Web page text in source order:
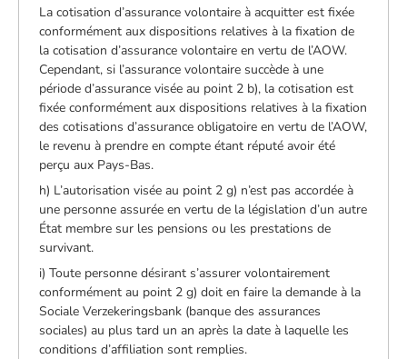
La cotisation d’assurance volontaire à acquitter est fixée
conformément aux dispositions relatives à la fixation de
la cotisation d’assurance volontaire en vertu de l’AOW.
Cependant, si l’assurance volontaire succède à une
période d’assurance visée au point 2 b), la cotisation est
fixée conformément aux dispositions relatives à la fixation
des cotisations d’assurance obligatoire en vertu de l’AOW,
le revenu à prendre en compte étant réputé avoir été
perçu aux Pays-Bas.
h) L’autorisation visée au point 2 g) n’est pas accordée à
une personne assurée en vertu de la législation d’un autre
État membre sur les pensions ou les prestations de
survivant.
i) Toute personne désirant s’assurer volontairement
conformément au point 2 g) doit en faire la demande à la
Sociale Verzekeringsbank (banque des assurances
sociales) au plus tard un an après la date à laquelle les
conditions d’affiliation sont remplies.